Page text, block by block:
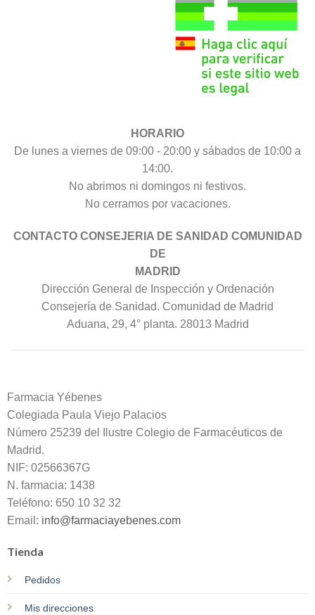
HORARIO
De lunes a viernes de 09:00 - 20:00 y sábados de 10:00 a
14:00.
No abrimos ni domingos ni festivos.
No cerramos por vacaciones.
CONTACTO CONSEJERIA DE SANIDAD COMUNIDAD
DE
MADRID
Dirección General de Inspección y Ordenación
Consejería de Sanidad. Comunidad de Madrid
Aduana, 29, 4° planta. 28013 Madrid
Farmacia Yébenes
Colegiada Paula Viejo Palacios
Número 25239 del Ilustre Colegio de Farmacéuticos de
Madrid.
NIF: 02566367G
N. farmacia: 1438
Teléfono: 650 10 32 32
Email: info@farmaciayebenes.com
Tienda
Pedidos
Mis direcciones